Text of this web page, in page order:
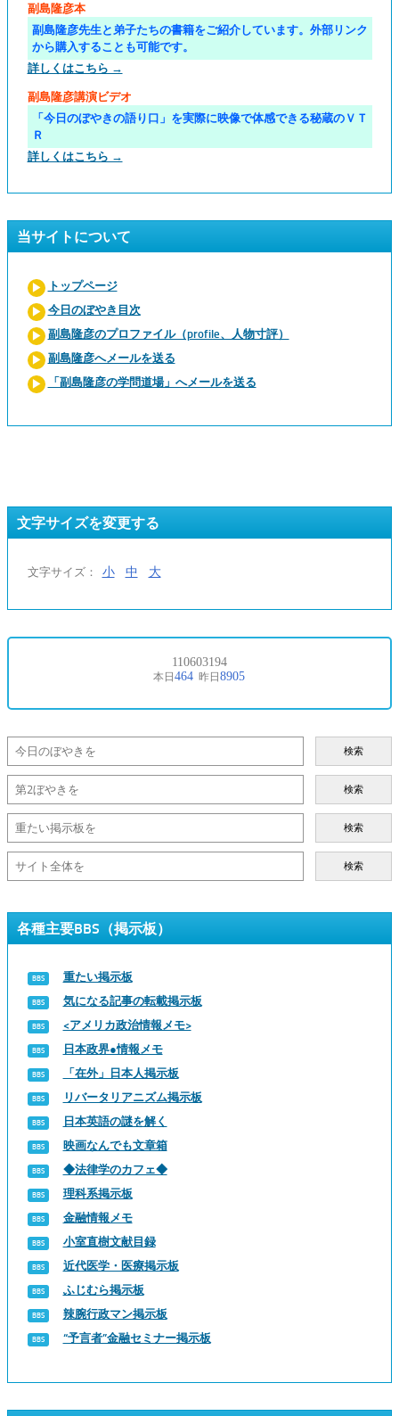
副島隆彦本
副島隆彦先生と弟子たちの書籍をご紹介しています。外部リンク
から購入することも可能です。
詳しくはこちら →
副島隆彦講演ビデオ
「今日のぼやきの語り口」を実際に映像で体感できる秘蔵のＶＴ
Ｒ
詳しくはこちら →
当サイトについて
トップページ
今日のぼやき目次
副島隆彦のプロファイル（profile、人物寸評）
副島隆彦へメールを送る
「副島隆彦の学問道場」へメールを送る
文字サイズを変更する
文字サイズ： 小 中 大
検索
検索
検索
検索
各種主要BBS（掲示板）
重たい掲示板
気になる記事の転載掲示板
<アメリカ政治情報メモ>
日本政界●情報メモ
「在外」日本人掲示板
リバータリアニズム掲示板
日本英語の謎を解く
映画なんでも文章箱
◆法律学のカフェ◆
理科系掲示板
金融情報メモ
小室直樹文献目録
近代医学・医療掲示板
ふじむら掲示板
辣腕行政マン掲示板
“予言者”金融セミナー掲示板